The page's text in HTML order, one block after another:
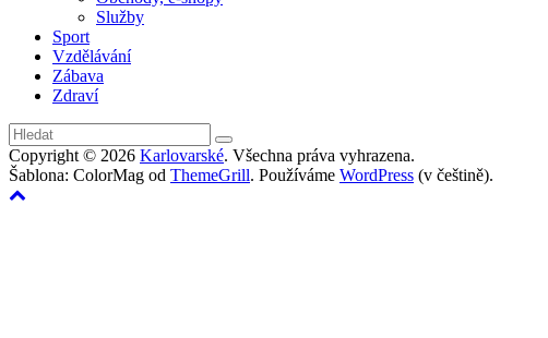
Služby
Sport
Vzdělávání
Zábava
Zdraví
Copyright © 2026 Karlovarské. Všechna práva vyhrazena.
Šablona: ColorMag od ThemeGrill. Používáme WordPress (v češtině).